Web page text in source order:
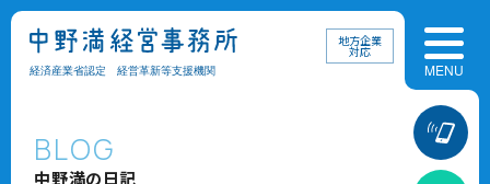
経済産業省認定 経営革新等支援機関
地方企業
対応
BLOG
中野満の日記